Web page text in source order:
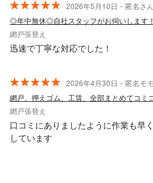
2026年5月10日・匿名さん
網戸張替え
迅速で丁寧な対応でした！
2026年4月30日・匿名モ
網戸、押えゴム、工賃、全部まとめてコミ
網戸張替え
口コミにありましたように作業も早
しています